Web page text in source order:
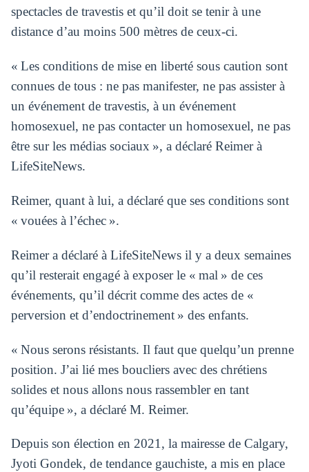
spectacles de travestis et qu’il doit se tenir à une
distance d’au moins 500 mètres de ceux-ci.
« Les conditions de mise en liberté sous caution sont
connues de tous : ne pas manifester, ne pas assister à
un événement de travestis, à un événement
homosexuel, ne pas contacter un homosexuel, ne pas
être sur les médias sociaux », a déclaré Reimer à
LifeSiteNews.
Reimer, quant à lui, a déclaré que ses conditions sont
« vouées à l’échec ».
Reimer a déclaré à LifeSiteNews il y a deux semaines
qu’il resterait engagé à exposer le « mal » de ces
événements, qu’il décrit comme des actes de «
perversion et d’endoctrinement » des enfants.
« Nous serons résistants. Il faut que quelqu’un prenne
position. J’ai lié mes boucliers avec des chrétiens
solides et nous allons nous rassembler en tant
qu’équipe », a déclaré M. Reimer.
Depuis son élection en 2021, la mairesse de Calgary,
Jyoti Gondek, de tendance gauchiste, a mis en place